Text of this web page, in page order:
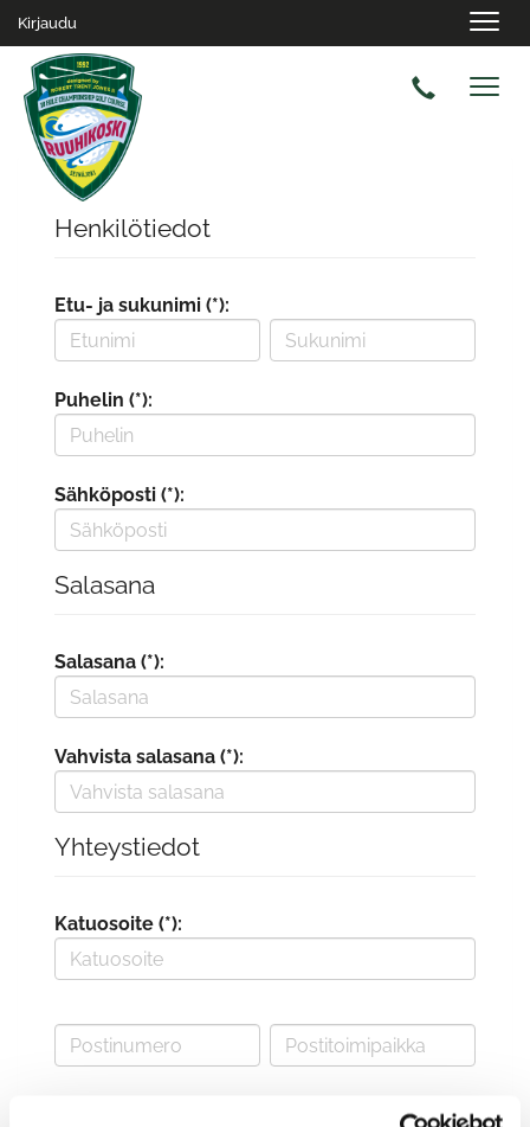
Kirjaudu
Henkilötiedot
Etu- ja sukunimi (*):
Puhelin (*):
Sähköposti (*):
Salasana
Salasana (*):
Vahvista salasana (*):
Yhteystiedot
Katuosoite (*):